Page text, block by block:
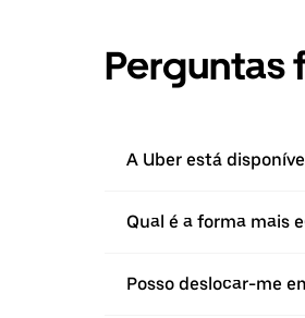
Perguntas
A Uber está
Qual é a forma mais
Posso deslocar-me